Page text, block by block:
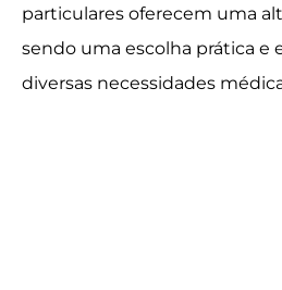
particulares oferecem uma
sendo uma escolha prática e
diversas necessidades